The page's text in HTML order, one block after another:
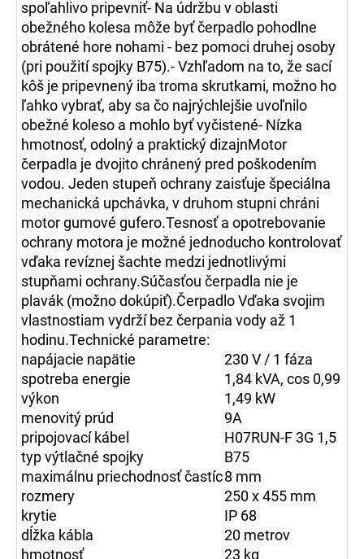
spoľahlivo pripevniť- Na údržbu v oblasti
obežného kolesa môže byť čerpadlo pohodlne
obrátené hore nohami - bez pomoci druhej osoby
(pri použití spojky B75).- Vzhľadom na to, že sací
kôš je pripevnený iba troma skrutkami, možno ho
ľahko vybrať, aby sa čo najrýchlejšie uvoľnilo
obežné koleso a mohlo byť vyčistené- Nízka
hmotnosť, odolný a praktický dizajnMotor
čerpadla je dvojito chránený pred poškodením
vodou. Jeden stupeň ochrany zaisťuje špeciálna
mechanická upchávka, v druhom stupni chráni
motor gumové gufero.Tesnosť a opotrebovanie
ochrany motora je možné jednoducho kontrolovať
vďaka revíznej šachte medzi jednotlivými
stupňami ochrany.Súčasťou čerpadla nie je
plavák (možno dokúpiť).Čerpadlo Vďaka svojim
vlastnostiam vydrží bez čerpania vody až 1
hodinu.Technické parametre:
napájacie napätie
230 V / 1 fáza
spotreba energie
1,84 kVA, cos 0,99
výkon
1,49 kW
menovitý prúd
9A
pripojovací kábel
H07RUN-F 3G 1,5
typ výtlačné spojky
B75
maximálnu priechodnosť častíc8 mm
rozmery
250 x 455 mm
krytie
IP 68
dĺžka kábla
20 metrov
hmotnosť
23 kg